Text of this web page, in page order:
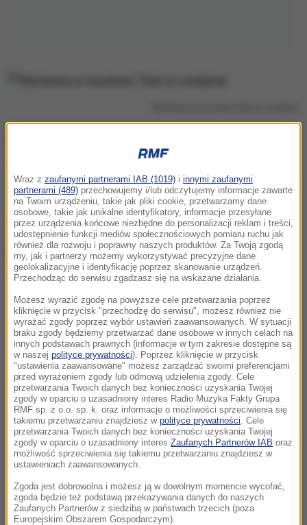
Andy’ego Warhola, za jednego z dziesięciu
najważniejszych współczesnych artystów. Jest
czołowym przedstawicielem nurtu malarstwa
figuratywnego.
Do kradzieży doszło w mieszkaniu 59-letniego
mężczyzny, którego tożsamości nie ujawniono.
Zmarły w 1992 roku w Madrycie Bacon, zapisał mu
obrazy w testamencie.
Złodzieje wdarli się do apartamentu w ekskluzywnej
dzielnicy hiszpańskiej stolicy, pod nieobecność
właściciela. Odłączyli alarm, a następnie zrabowali 5
obrazów Bacona i kosztowności.
Dalsza część artykułu pod materiałem video:
Wraz z zaufanymi partnerami IAB (1019) i innymi zaufanymi
partnerami (489) przechowujemy i/lub odczytujemy informacje zawarte
na Twoim urządzeniu, takie jak pliki cookie, przetwarzamy dane
osobowe, takie jak unikalne identyfikatory, informacje przesyłane
przez urządzenia końcowe niezbędne do personalizacji reklam i treści,
udostępnienie funkcji mediów społecznościowych pomiaru ruchu jak
również dla rozwoju i poprawny naszych produktów. Za Twoją zgodą
my, jak i partnerzy możemy wykorzystywać precyzyjne dane
geolokalizacyjne i identyfikację poprzez skanowanie urządzeń.
Przechodząc do serwisu zgadzasz się na wskazane działania.
Możesz wyrazić zgodę na powyższe cele przetwarzania poprzez
kliknięcie w przycisk "przechodzę do serwisu", możesz również nie
wyrażać zgody poprzez wybór ustawień zaawansowanych. W sytuacji
braku zgody będziemy przetwarzać dane osobowe w innych celach na
innych podstawach prawnych (informacje w tym zakresie dostępne są
w naszej polityce prywatności). Poprzez kliknięcie w przycisk
"ustawienia zaawansowane" możesz zarządzać swoimi preferencjami
przed wyrażeniem zgody lub odmową udzielenia zgody. Cele
przetwarzania Twoich danych bez konieczności uzyskania Twojej
zgody w oparciu o uzasadniony interes Radio Muzyka Fakty Grupa
RMF sp. z o.o. sp. k. oraz informacje o możliwości sprzeciwienia się
takiemu przetwarzaniu znajdziesz w polityce prywatności. Cele
przetwarzania Twoich danych bez konieczności uzyskania Twojej
zgody w oparciu o uzasadniony interes Zaufanych Partnerów IAB oraz
możliwość sprzeciwienia się takiemu przetwarzaniu znajdziesz w
ustawieniach zaawansowanych.
Zgoda jest dobrowolna i możesz ją w dowolnym momencie wycofać,
zgoda będzie też podstawą przekazywania danych do naszych
Zaufanych Partnerów z siedzibą w państwach trzecich (poza
Europejskim Obszarem Gospodarczym).